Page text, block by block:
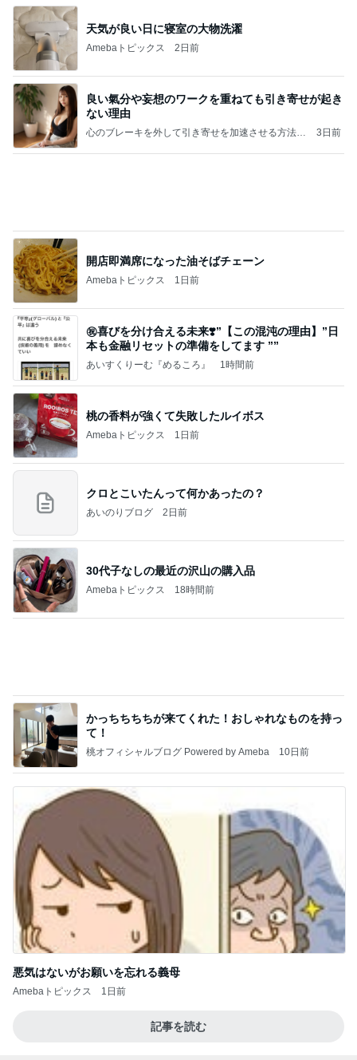
天気が良い日に寝室の大物洗濯
Amebaトピックス 2日前
良い氣分や妄想のワークを重ねても引き寄せが起き
ない理由
心のブレーキを外して引き寄せを加速させる方法：
3日前
開店即満席になった油そばチェーン
Amebaトピックス 1日前
㊗️喜びを分け合える未来❣️”【この混沌の理由】”⽇
本も⾦融リセットの準備をしてます ””
あいすくりーむ『めるころ』 1時間前
桃の香料が強くて失敗したルイボス
Amebaトピックス 1日前
クロとこいたんって何かあったの？
あいのりブログ 2日前
30代子なしの最近の沢山の購入品
Amebaトピックス 18時間前
かっちちちちが来てくれた！おしゃれなものを持っ
て！
桃オフィシャルブログ Powered by Ameba 10日前
悪気はないがお願いを忘れる義母
Amebaトピックス 1日前
記事を読む